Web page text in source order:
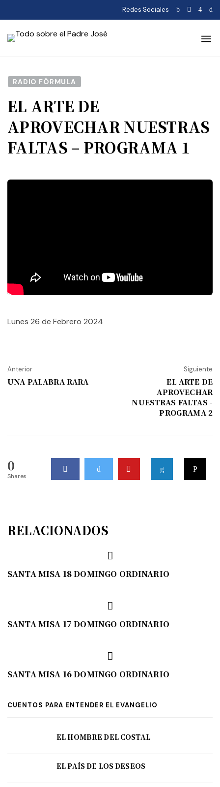
Redes Sociales
RADIO FÓRMULA
EL ARTE DE
APROVECHAR NUESTRAS
FALTAS – PROGRAMA 1
Lunes 26 de Febrero 2024
Anterior
UNA PALABRA RARA
Siguiente
EL ARTE DE
APROVECHAR
NUESTRAS FALTAS -
PROGRAMA 2
0
Shares
RELACIONADOS
SANTA MISA 18 DOMINGO ORDINARIO
SANTA MISA 17 DOMINGO ORDINARIO
SANTA MISA 16 DOMINGO ORDINARIO
CUENTOS PARA ENTENDER EL EVANGELIO
EL HOMBRE DEL COSTAL
EL PAÍS DE LOS DESEOS